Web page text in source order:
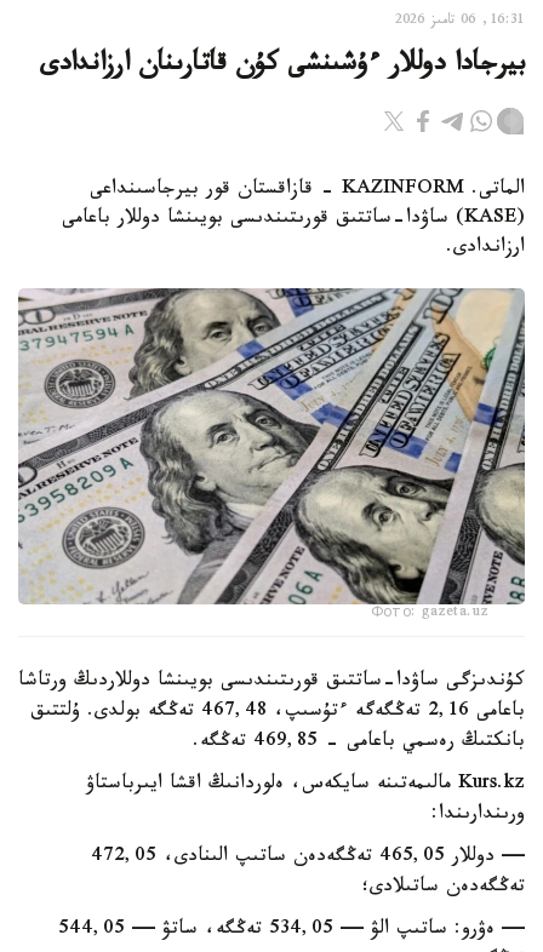
16:31, 06 تامىز 2026
بيرجادا دوللار ءۇشىنشى كۇن قاتارىنان ارزاندادى
الماتى. KAZINFORM - قازاقستان قور بيرجاسىنداعى
(KASE) ساۋدا-ساتتىق قورىتىندىسى بويىنشا دوللار باعامى
ارزاندادى.
Фото: gazeta.uz
كۇندىزگى ساۋدا-ساتتىق قورىتىندىسى بويىنشا دوللاردىڭ ورتاشا
باعامى 2,16 تەڭگەگە ءتۇسىپ، 467,48 تەڭگە بولدى. ۇلتتىق
بانكتىڭ رەسمي باعامى - 469,85 تەڭگە.
Kurs.kz مالىمەتىنە سايكەس، ەلوردانىڭ اقشا ايىرباستاۋ
ورىندارىندا:
— دوللار 465,05 تەڭگەدەن ساتىپ الىنادى، 472,05
تەڭگەدەن ساتىلادى؛
— ەۋرو: ساتىپ الۋ — 534,05 تەڭگە، ساتۋ — 544,05